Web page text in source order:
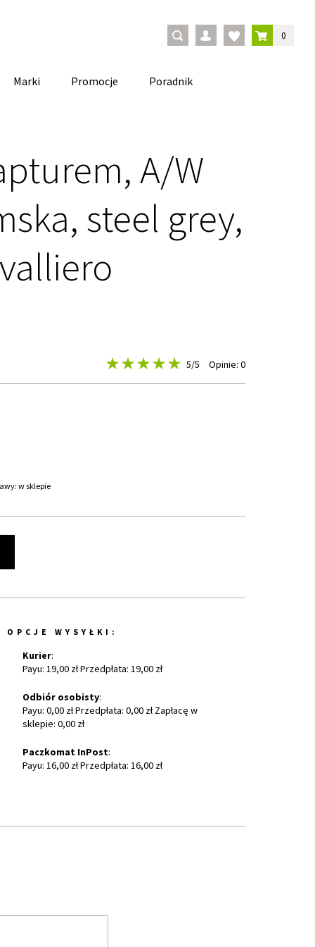
0
Marki Promocje Poradnik
A/W
steel grey,
5/5 Opinie: 0
w sklepie
OPCJE WYSYŁKI:
Kurier:
Payu: 19,00 zł Przedpłata: 19,00 zł
Odbiór osobisty:
Payu: 0,00 zł Przedpłata: 0,00 zł Zapłacę w
sklepie: 0,00 zł
Paczkomat InPost:
Payu: 16,00 zł Przedpłata: 16,00 zł